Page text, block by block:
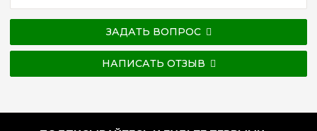
ЗАДАТЬ ВОПРОС
НАПИСАТЬ ОТЗЫВ